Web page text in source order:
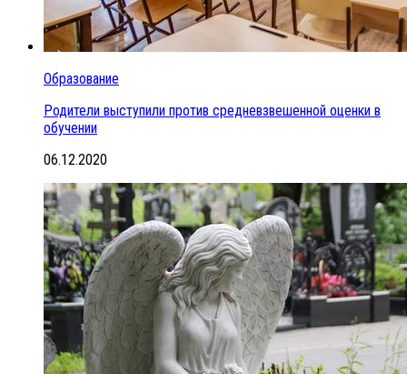
Образование
Родители выступили против средневзвешенной оценки в
обучении
06.12.2020